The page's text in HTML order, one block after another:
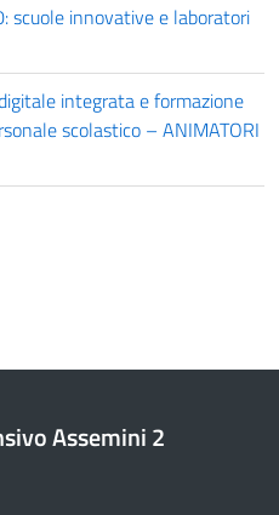
scuole innovative e laboratori
integrata e formazione
scolastico – ANIMATORI
Assemini 2